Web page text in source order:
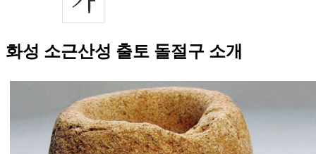
화성 소근산성 출토 돌절구 소개